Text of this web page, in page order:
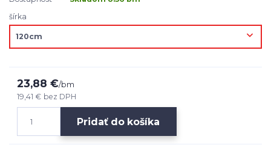
šírka
23,88 €/bm
19,41 € bez DPH
Pridať do košíka